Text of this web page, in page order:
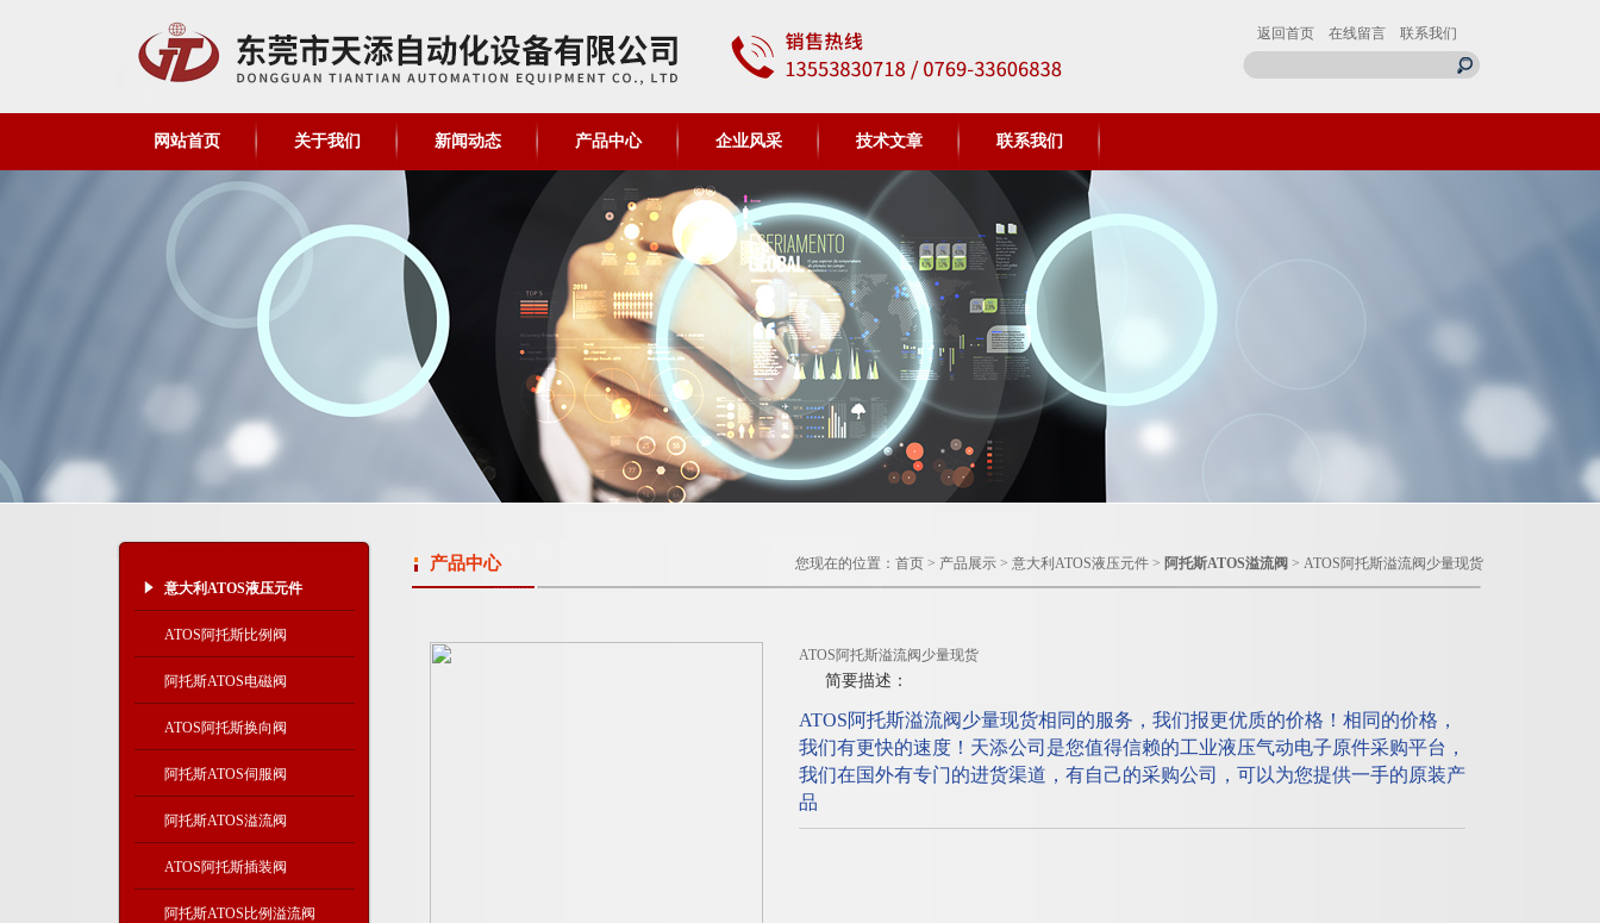
返回首页 在线留言 联系我们
网站首页 关于我们 新闻动态 产品中心 企业风采 技术文章 联系我们
意大利ATOS液压元件
ATOS阿托斯比例阀
阿托斯ATOS电磁阀
ATOS阿托斯换向阀
阿托斯ATOS伺服阀
阿托斯ATOS溢流阀
ATOS阿托斯插装阀
阿托斯ATOS比例溢流阀
产品中心 您现在的位置： 首页 > 产品展示 > 意大利ATOS液压元件 > 阿托斯ATOS溢流阀 > ATOS阿托斯溢流阀少量现货
ATOS阿托斯溢流阀少量现货
简要描述：
ATOS阿托斯溢流阀少量现货相同的服务，我们报更优质的价格！相同的价格，
我们有更快的速度！天添公司是您值得信赖的工业液压气动电子原件采购平台，
我们在国外有专门的进货渠道，有自己的采购公司，可以为您提供一手的原装产
品